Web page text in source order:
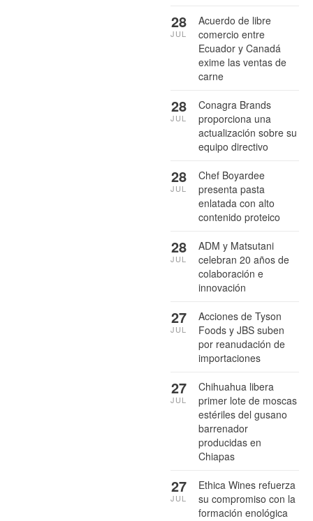
Acuerdo de libre
comercio entre
Ecuador y Canadá
exime las ventas de
carne
28
JUL
Conagra Brands
proporciona una
actualización sobre su
equipo directivo
28
JUL
Chef Boyardee
presenta pasta
enlatada con alto
contenido proteico
28
JUL
ADM y Matsutani
celebran 20 años de
colaboración e
innovación
28
JUL
Acciones de Tyson
Foods y JBS suben
por reanudación de
importaciones
27
JUL
Chihuahua libera
primer lote de moscas
estériles del gusano
barrenador
producidas en
Chiapas
27
JUL
Ethica Wines refuerza
su compromiso con la
formación enológica
27
JUL